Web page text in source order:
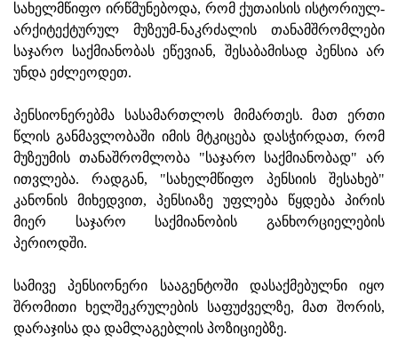
სახელმწიფო ირწმუნებოდა, რომ ქუთაისის ისტორიულ-
არქიტექტურულ მუზეუმ-ნაკრძალის თანამშრომლები
საჯარო საქმიანობას ეწევიან, შესაბამისად პენსია არ
უნდა ეძლეოდეთ.
პენსიონერებმა სასამართლოს მიმართეს. მათ ერთი
წლის განმავლობაში იმის მტკიცება დასჭირდათ, რომ
მუზეუმის თანაშრომლობა "საჯარო საქმიანობად" არ
ითვლება. რადგან, "სახელმწიფო პენსიის შესახებ"
კანონის მიხედვით, პენსიაზე უფლება წყდება პირის
მიერ საჯარო საქმიანობის განხორციელების
პერიოდში.
სამივე პენსიონერი სააგენტოში დასაქმებულნი იყო
შრომითი ხელშეკრულების საფუძველზე, მათ შორის,
დარაჯისა და დამლაგებლის პოზიციებზე.